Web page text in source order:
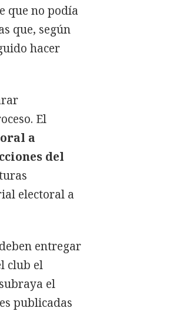
que no podía
que, según
hacer
El
a
del
electoral a
entregar
club el
el
publicadas